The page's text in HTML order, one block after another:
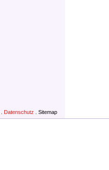
Datenschutz Sitemap